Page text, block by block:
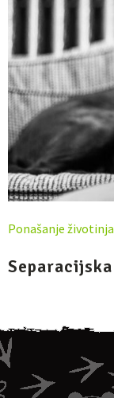
Ponašanje životinja